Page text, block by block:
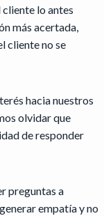
cliente lo antes
más acertada,
cliente no se
hacia nuestros
olvidar que
de responder
preguntas a
empatía y no